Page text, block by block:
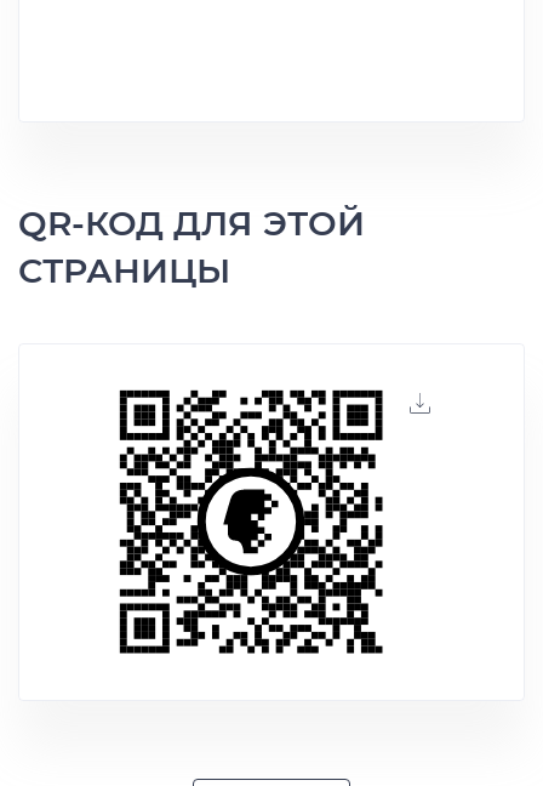
QR-КОД ДЛЯ ЭТОЙ
СТРАНИЦЫ